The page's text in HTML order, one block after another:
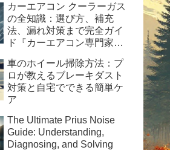
カーエアコン クーラーガス
の全知識：選び方、補充
法、漏れ対策まで完全ガイ
ド『カーエアコン専門家が
全ガイド：安全性、経済
性、および運用のヒント』
車のホイール掃除方法：プ
ロが教えるブレーキダスト
対策と自宅でできる簡単ケ
ア
The Ultimate Prius Noise
Guide: Understanding,
Diagnosing, and Solving